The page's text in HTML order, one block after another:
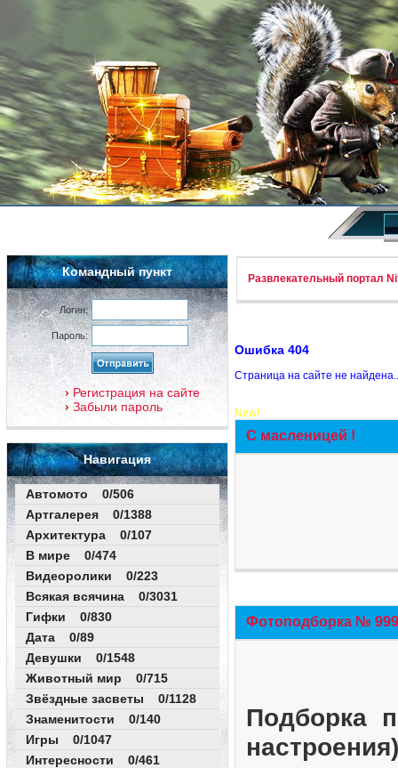
Командный пункт
Логин:
Пароль:
Регистрация на сайте
Забыли пароль
Навигация
Автомото 0/506
Артгалерея 0/1388
Архитектура 0/107
В мире 0/474
Видеоролики 0/223
Всякая всячина 0/3031
Гифки 0/830
Дата 0/89
Девушки 0/1548
Животный мир 0/715
Звёздные засветы 0/1128
Знаменитости 0/140
Игры 0/1047
Интересности 0/461
Развлекательный портал
Ошибка 404
Страница на сайте не
New!
С масленицей !
Фотоподборка №
Подборка